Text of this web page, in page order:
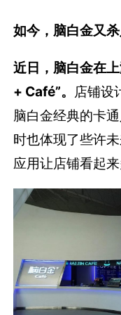
如今，脑白金又
近日，脑白金在
+ Café”。 店铺设
脑白金经典的卡
时也体现了些许
应用让店铺看起